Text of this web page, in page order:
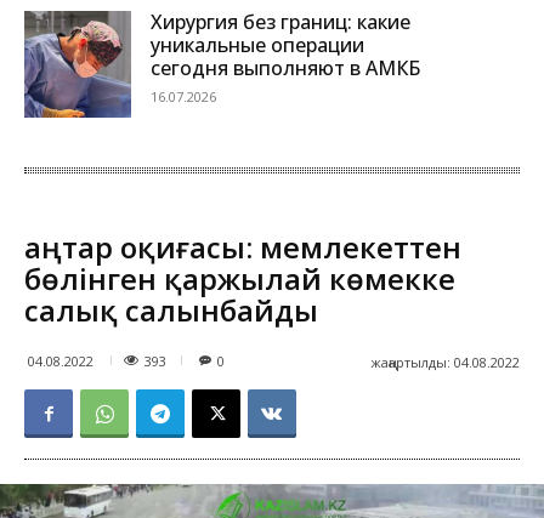
Хирургия без границ: какие
уникальные операции
сегодня выполняют в АМКБ
16.07.2026